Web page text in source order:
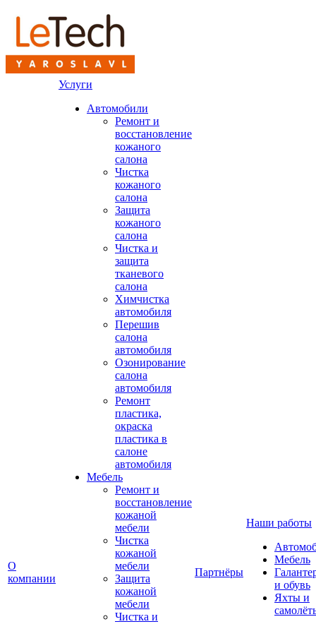
О
компании
Услуги
Автомобили
Ремонт и
восстановление
кожаного
салона
Чистка
кожаного
салона
Защита
кожаного
салона
Чистка и
защита
тканевого
салона
Химчистка
автомобиля
Перешив
салона
автомобиля
Озонирование
салона
автомобиля
Ремонт
пластика,
окраска
пластика в
салоне
автомобиля
Мебель
Ремонт и
восстановление
кожаной
мебели
Чистка
кожаной
мебели
Защита
кожаной
мебели
Чистка и
Партнёры
Наши работы
Мебель
и обувь
Яхты и